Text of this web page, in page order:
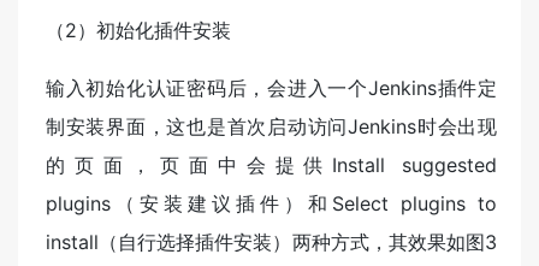
（2）初始化插件安装
输入初始化认证密码后，会进入一个Jenkins插件定
制安装界面，这也是首次启动访问Jenkins时会出现
的页面，页面中会提供Install suggested
plugins（安装建议插件）和Select plugins to
install（自行选择插件安装）两种方式，其效果如图3